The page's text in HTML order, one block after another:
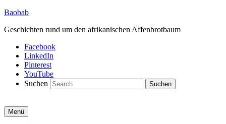
Baobab
Geschichten rund um den afrikanischen Affenbrotbaum
Facebook
LinkedIn
Pinterest
YouTube
Suchen
Menü